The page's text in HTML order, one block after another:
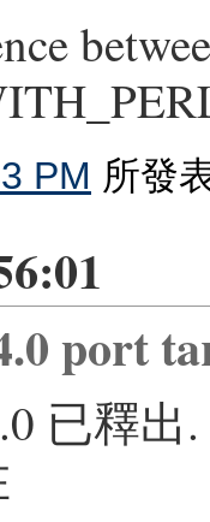
PM 所發
port
已釋